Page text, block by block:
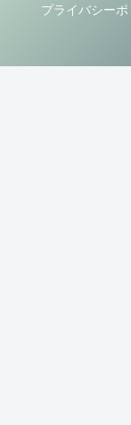
プライバシー